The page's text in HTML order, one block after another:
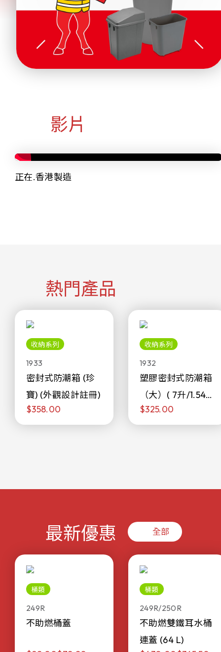
影片
正在.香港製造
熱門產品
收納系列
1933
密封式防潮箱 (珍
寶) (外觀設計註冊)
$358.00
收納系列
1932
塑膠密封式防潮箱
（大）( 7升/1.54加
侖)
$325.00
最新優惠 全部
桶類
249R
不助燃桶蓋
桶類
249R/250R
不助燃雙鐵耳水桶
連蓋 (64 L)